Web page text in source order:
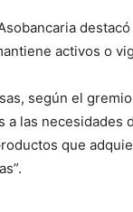
activos o
según el
a las necesidades
que